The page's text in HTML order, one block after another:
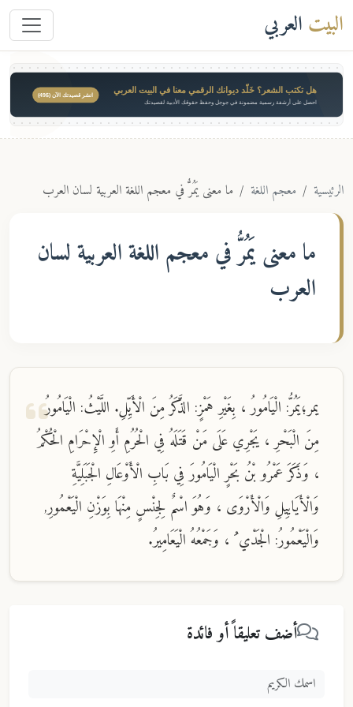
البيت العربي
هل تكتب الشعر؟ خَلّد ديوانك الرقمي معنا في البيت العربي
احصل على أرشفة رسمية مضمونة في جوجل وحفظ حقوقك الأدبية لقصيدتك
انشر قصيدتك الآن ($49)
الرئيسية معجم اللغة ما معنى يَمُرُّ في معجم اللغة العربية لسان العرب
ما معنىيَمُرُّفي معجم اللغة العربية لسان
العرب
يمر؛يَمُرُّ: الْيَامُورُ ، بِغَيْرِ هَمْزٍ: الذَّكَرُ مِنَ الْأَيِّلِ. اللَّيْثُ: الْيَامُورُ
مِنَ الْبَحْرِ ، يَجْرِي عَلَى مَنْ قَتَلَهُ فِي الْحُرُمِ أَوِ الْإِحْرَامِ الْحُكْمُ
، وَذَكَرَ عَمْرُو بْنُ بَحْرٍ الْيَامُورَ فِي بَابِ الْأَوْعَالِ الْجَبَلِيَّةِ
وَالْأَيَايِيلِ وَالْأَرْوَى ، وَهُوَ اسْمٌ لِجِنْسٍ مِنْهَا بِوَزْنِ الْيَعْمُورِ,
وَالْيَعْمُورُ: الْجَدْي ُ ، وَجَمْعُهُ الْيَعَامِيرُ.
أضف تعليقاً أو فائدة